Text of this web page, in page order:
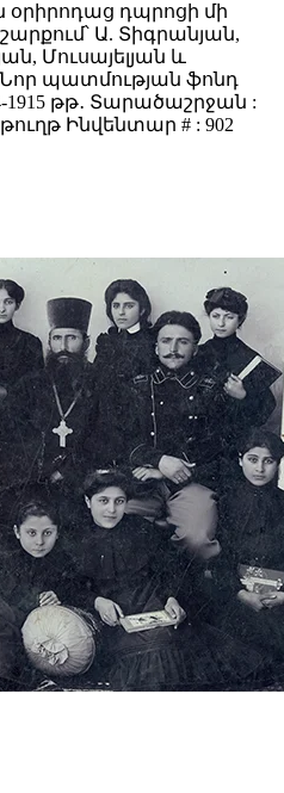
դպրոցի մի
շարքում՝ Ա. Տիգրանյան,
Մուսայելյան և
Նոր պատմության ֆոնդ
թթ․ Տարածաշրջան :
Ինվենտար # : 902